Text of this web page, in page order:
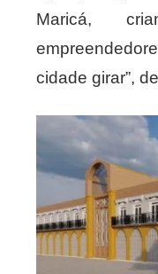
Maricá,
cidade girar”,